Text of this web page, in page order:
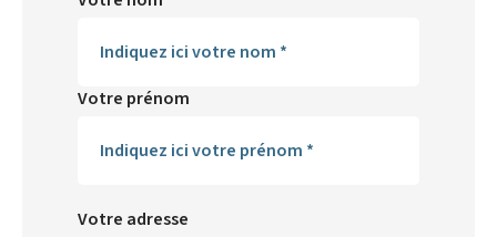
Votre prénom
Votre adresse